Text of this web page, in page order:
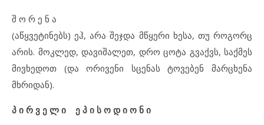
შ ო რ ე ნ ა
(აწყვეტინებს) ეჰ, არა შეჯდა მწყერი ხესა, თუ როგორც
არის. მოკლედ, დავიშალეთ, დრო ცოტა გვაქვს, საქმეს
მივხედოთ (და ორივენი სცენას ტოვებენ მარცხენა
მხრიდან).
პ ი რ ვ ე ლ ი ე პ ი ს ო დ ი ო ნ ი